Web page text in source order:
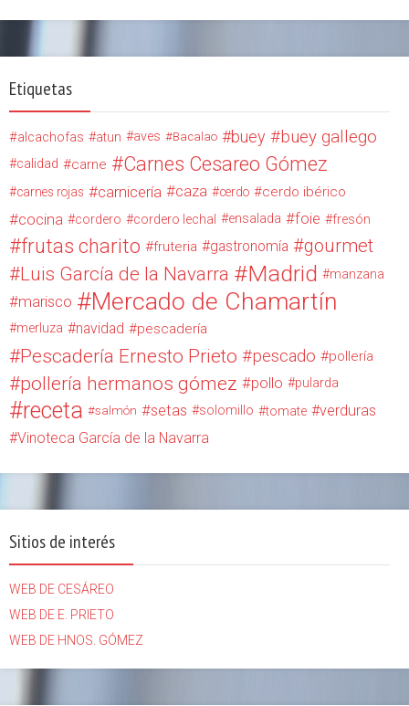
Etiquetas
alcachofas atun aves Bacalao buey buey gallego
calidad carne Carnes Cesareo Gómez
carnes rojas carnicería caza cerdo cerdo ibérico
cocina cordero cordero lechal ensalada foie fresón
frutas charito fruteria gastronomía gourmet
Luis García de la Navarra Madrid manzana
marisco Mercado de Chamartín
merluza navidad pescadería
Pescadería Ernesto Prieto pescado pollería
pollería hermanos gómez pollo pularda
receta salmón setas solomillo tomate
verduras
Vinoteca García de la Navarra
Sitios de interés
WEB DE CESÁREO
WEB DE E. PRIETO
WEB DE HNOS. GÓMEZ